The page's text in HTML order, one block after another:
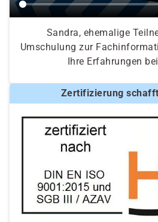
Sandra, ehemalige
Umschulung zur
Ihre Erfahrungen
Zertifizierung